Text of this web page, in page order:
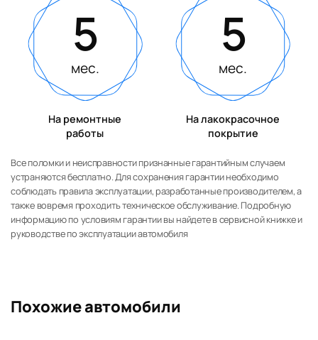
5
мес.
На ремонтные
работы
5
мес.
На лакокрасочное
покрытие
Все поломки и неисправности признанные гарантийным случаем
устраняются бесплатно. Для сохранения гарантии необходимо
соблюдать правила эксплуатации, разработанные производителем, а
также вовремя проходить техническое обслуживание. Подробную
информацию по условиям гарантии вы найдете в сервисной книжке и
руководстве по эксплуатации автомобиля
Похожие автомобили